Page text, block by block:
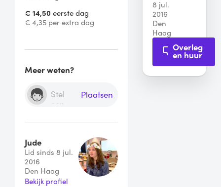
€ 14,50 eerste dag
€ 4,35 per extra dag
Meer weten?
Plaatsen
Jude
Lid sinds 8 jul.
2016
Den Haag
Bekijk profiel
8 jul.
2016
Den
Haag
Overleg
en huur